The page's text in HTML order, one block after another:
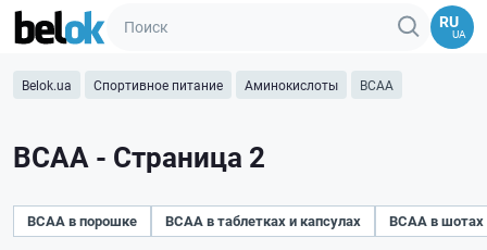
RU
UA
Belok.ua Спортивное питание Аминокислоты BCAA
BCAA - Страница 2
BCAA в порошке BCAA в таблетках и капсулах BCAA в шотах